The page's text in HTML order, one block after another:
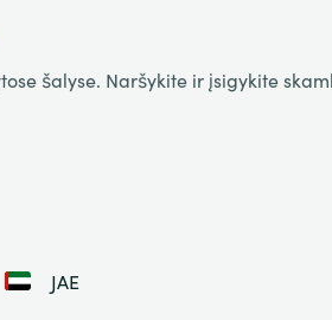
šalyse. Naršykite ir įsigykite
JAE